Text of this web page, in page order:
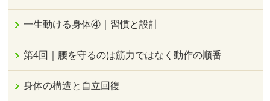
一生動ける身体④｜習慣と設計
第4回｜腰を守るのは筋力ではなく動作の順番
身体の構造と自立回復